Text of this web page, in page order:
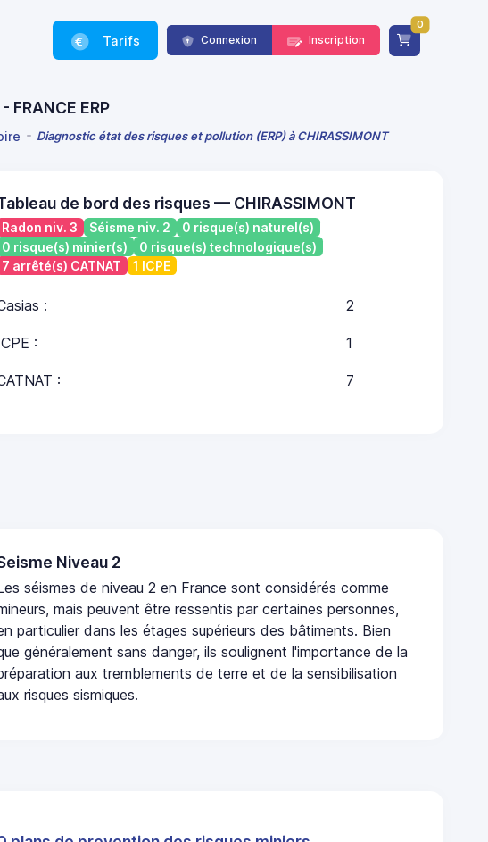
Tarifs Connexion Inscription
0
ERP
Diagnostic état des risques et pollution (ERP) à CHIRASSIMONT
de bord des risques — CHIRASSIMONT
Radon niv. 3 Séisme niv. 2
0 risque(s) naturel(s)
0 risque(s) minier(s)
0 risque(s) technologique(s)
7 arrêté(s) CATNAT
1 ICPE
: 2
: 1
: 7
Niveau 2
séismes de niveau 2 en France sont considérés comme
mais peuvent être ressentis par certaines personnes,
particulier dans les étages supérieurs des bâtiments. Bien
généralement sans danger, ils soulignent l'importance de la
aux tremblements de terre et de la sensibilisation
risques sismiques.